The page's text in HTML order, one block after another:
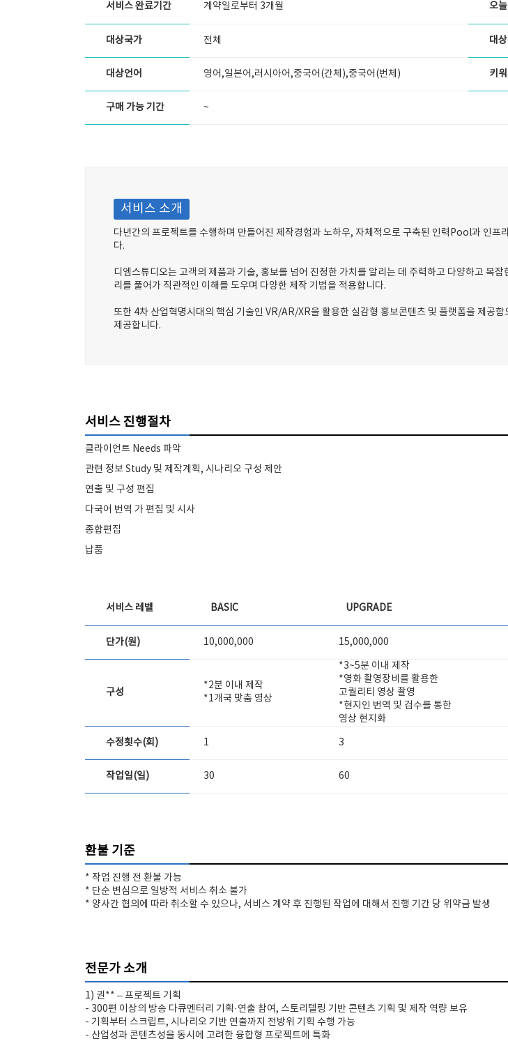
서비스 완료기간 계약일로부터 3개월 오
대상국가 전체 대
대상언어 영어,일본어,러시아어,중국어(간체),중국어(번체) 키
구매 가능 기간 ~
서비스 소개
다년간의 프로젝트를 수행하며 만들어진 제작경험과 노하우, 자체적으로 구축된 인력Pool과 인
다.
디엠스튜디오는 고객의 제품과 기술, 홍보를 넘어 진정한 가치를 알리는 데 주력하고 다양하고
리를 풀어가 직관적인 이해를 도우며 다양한 제작 기법을 적용합니다.
또한 4차 산업혁명시대의 핵심 기술인 VR/AR/XR을 활용한 실감형 홍보콘텐츠 및 플랫폼을 제공
제공합니다.
서비스 진행절차
클라이언트 Needs 파악
관련 정보 Study 및 제작계획, 시나리오 구성 제안
연출 및 구성 편집
다국어 번역 가 편집 및 시사
종합편집
납품
서비스 레벨 BASIC UPGRADE
단가(원) 10,000,000 15,000,000
구성
*2분 이내 제작
*1개국 맞춤 영상
*3~5분 이내 제작
*영화 촬영장비를 활용한
고퀄리티 영상 촬영
*현지인 번역 및 검수를 통한
영상 현지화
수정횟수(회) 1 3
작업일(일) 30 60
환불 기준
* 작업 진행 전 환불 가능
* 단순 변심으로 일방적 서비스 취소 불가
* 양사간 협의에 따라 취소할 수 있으나, 서비스 계약 후 진행된 작업에 대해서 진행 기간 당 위약금 발생
전문가 소개
1) 권** – 프로젝트 기획
- 300편 이상의 방송 다큐멘터리 기획·연출 참여, 스토리텔링 기반 콘텐츠 기획 및 제작 역량 보유
- 기획부터 스크립트, 시나리오 기반 연출까지 전방위 기획 수행 가능
- 산업성과 콘텐츠성을 동시에 고려한 융합형 프로젝트에 특화